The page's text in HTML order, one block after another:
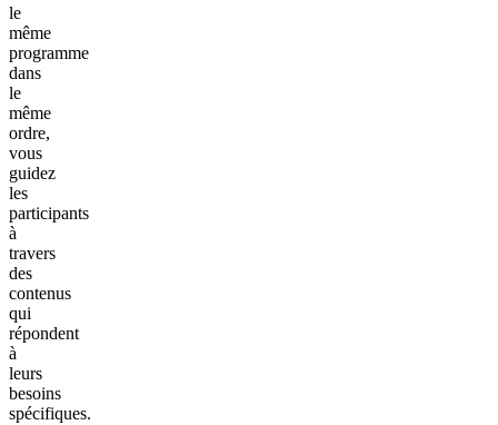
le
même
programme
dans
le
même
ordre,
vous
guidez
les
participants
à
travers
des
contenus
qui
répondent
à
leurs
besoins
spécifiques.